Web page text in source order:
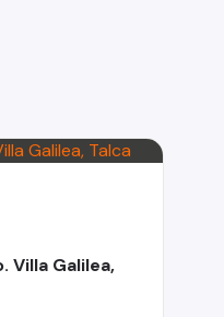
Villa Galilea,